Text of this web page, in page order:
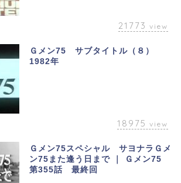
21773 view
Ｇメン75 サブタイトル（８）
1982年
18975 view
Ｇメン75スペシャル サヨナラＧメ
ン75また逢う日まで ｜ Ｇメン75
第355話 最終回